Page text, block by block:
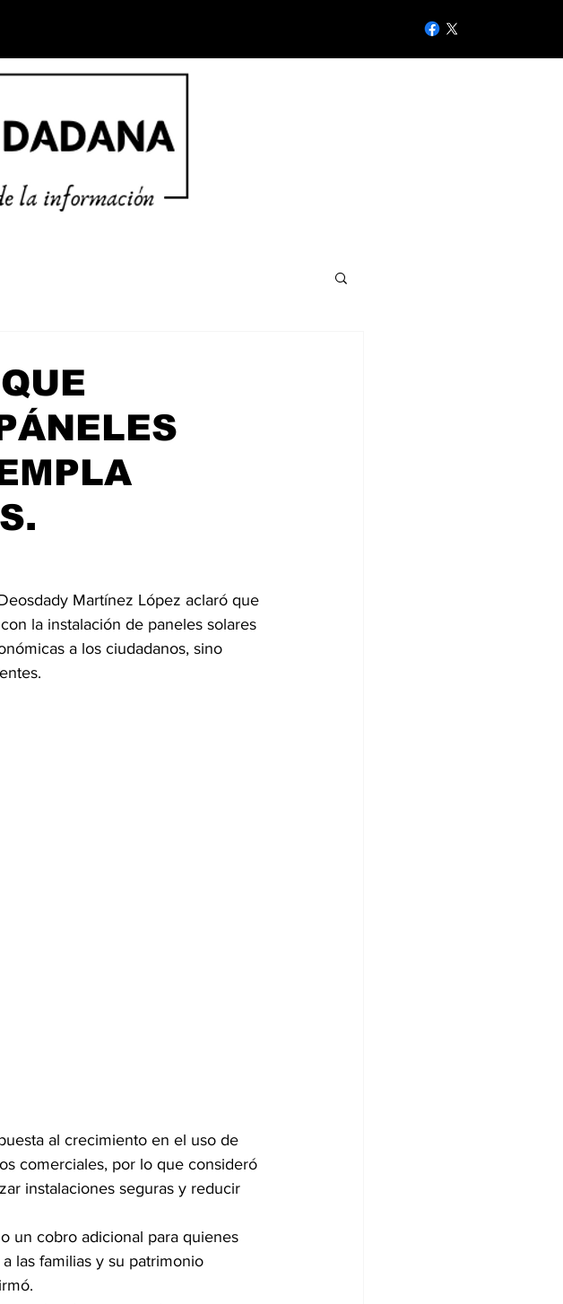
Martínez López aclaró que
la instalación de paneles solares
a los ciudadanos, sino
al crecimiento en el uso de
comerciales, por lo que consideró
instalaciones seguras y reducir
un cobro adicional para quienes
las familias y su patrimonio